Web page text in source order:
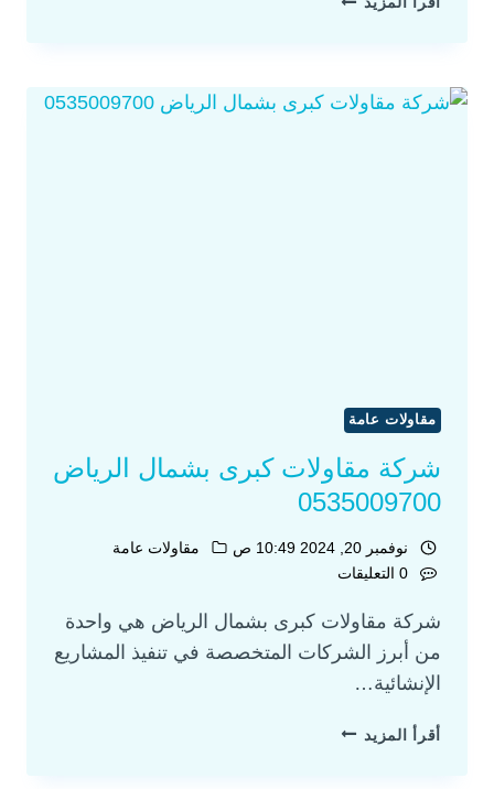
مقاولات عامة
شركة مقاولات كبرى بشمال الرياض
0535009700
نوفمبر 20, 2024 10:49 ص
مقاولات عامة
0 التعليقات
شركة مقاولات كبرى بشمال الرياض هي واحدة
من أبرز الشركات المتخصصة في تنفيذ المشاريع
الإنشائية…
أقرأ المزيد